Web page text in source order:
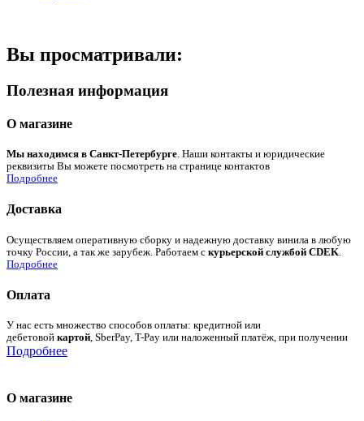
Вы просматривали:
Полезная информация
О магазине
Мы находимся в Санкт-Петербурге. Наши контакты и юридические
реквизиты Вы можете посмотреть на странице контактов
Подробнее
Доставка
Осуществляем оперативную сборку и надежную доставку винила в любую
точку России, а так же зарубеж. Работаем с курьерской службой CDEK
Подробнее
Оплата
У нас есть множество способов оплаты: кредитной или
дебетовой картой, SberPay, T-Pay или наложенный платёж, при получении
Подробнее
О магазине